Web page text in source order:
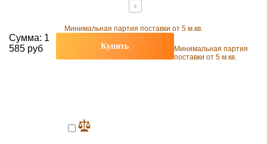
+
Минимальная партия поставки от 5 м.кв.
Сумма: 1
585 руб
Купить
Минимальная партия
поставки от 5 м.кв.